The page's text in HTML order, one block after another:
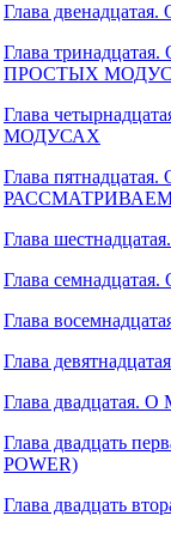
Глава
Глава
ПРОСТЫХ
Глава
МОДУСАХ
Глава
Глава
Глава
Глава
Глава
Глава
Глава двадцать
POWER)
Глава двадцать